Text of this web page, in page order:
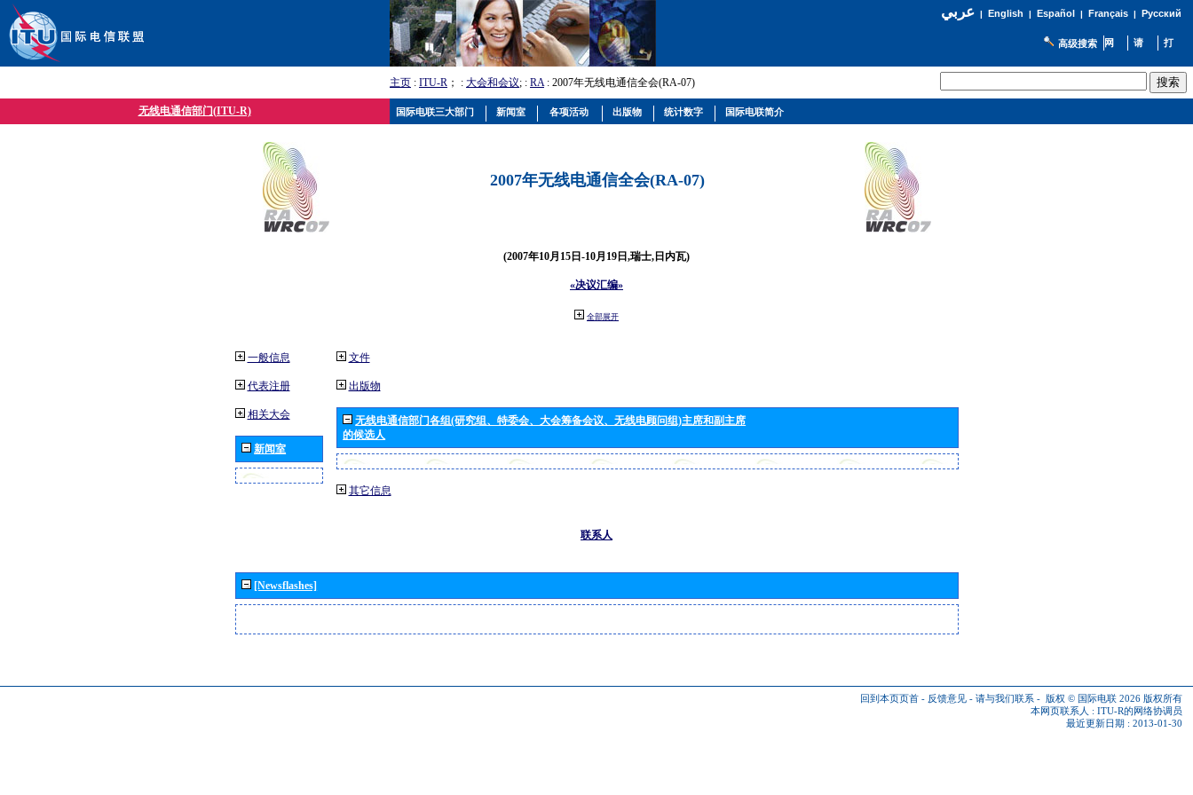
عربي| English | Español | Français| Русский
高级搜索
主页 : ITU-R ； : 大会和会议; : RA: 2007年无线电通信全会(RA-07)
无线电通信部门(ITU-R)
2007年无线电通信全会(RA-07)
(2007年10月15日-10月19日,瑞士,日内瓦)
«决议汇编»
全部展开
一般信息
代表注册
相关大会
新闻室
文件
出版物
无线电通信部门各组(研究组、特委会、大会筹备会议、无线电顾问组)主席和副主席
的候选人
其它信息
联系人
[Newsflashes]
回到本页页首 - 反馈意见 - 请与我们联系 - 版权 © 国际电联 2026 版权所有
本网页联系人 : ITU-R的网络协调员
最近更新日期 : 2013-01-30
国际电联三大部门 新闻室 各项活动 出版物 统计数字 国际电联简介